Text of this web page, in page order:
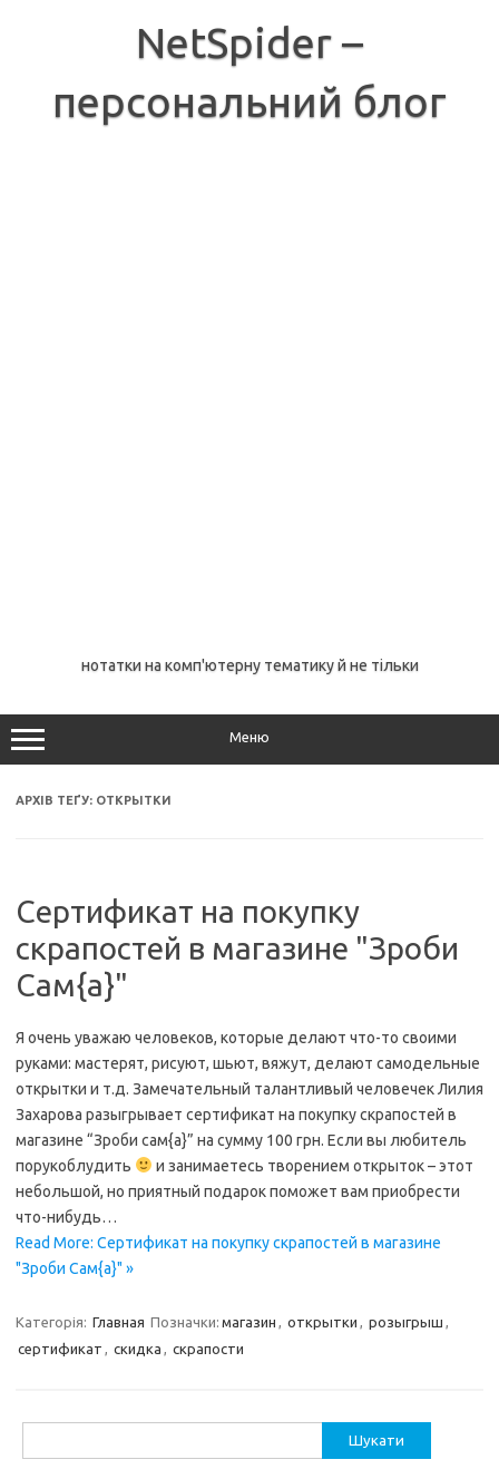
NetSpider –
персональний блог
нотатки на комп'ютерну тематику й не тільки
Меню
АРХІВ ТЕҐУ: ОТКРЫТКИ
Сертификат на покупку
скрапостей в магазине "Зроби
Сам{а}"
Я очень уважаю человеков, которые делают что-то своими
руками: мастерят, рисуют, шьют, вяжут, делают самодельные
открытки и т.д. Замечательный талантливый человечек Лилия
Захарова разыгрывает сертификат на покупку скрапостей в
магазине “Зроби сам{а}” на сумму 100 грн. Если вы любитель
порукоблудить
и занимаетесь творением открыток – этот
небольшой, но приятный подарок поможет вам приобрести
что-нибудь…
Read More: Сертификат на покупку скрапостей в магазине
"Зроби Сам{а}" »
Категорія: Главная Позначки: магазин , открытки , розыгрыш ,
сертификат , скидка , скрапости